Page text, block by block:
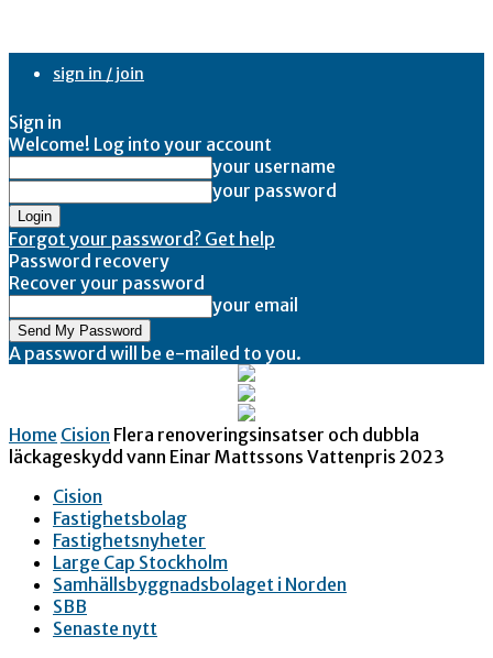
sign in / join
Sign in
Welcome! Log into your account
your username
your password
Forgot your password? Get help
Password recovery
Recover your password
your email
A password will be e-mailed to you.
Home Cision Flera renoveringsinsatser och dubbla
läckageskydd vann Einar Mattssons Vattenpris 2023
Cision
Fastighetsbolag
Fastighetsnyheter
Large Cap Stockholm
Samhällsbyggnadsbolaget i Norden
SBB
Senaste nytt